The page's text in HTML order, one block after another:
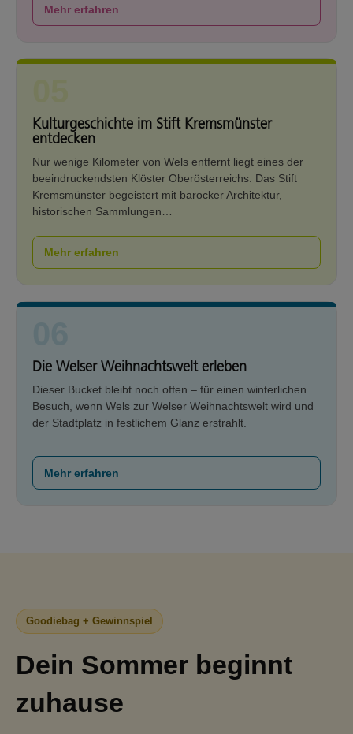
Mehr erfahren
Kulturgeschichte im Stift Kremsmünster
entdecken
Nur wenige Kilometer von Wels entfernt liegt eines der
beeindruckendsten Klöster Oberösterreichs. Das Stift
Kremsmünster begeistert mit barocker Architektur,
historischen Sammlungen…
Mehr erfahren
Die Welser Weihnachtswelt erleben
Dieser Bucket bleibt noch offen – für einen winterlichen
Besuch, wenn Wels zur Welser Weihnachtswelt wird und
der Stadtplatz in festlichem Glanz erstrahlt.
Mehr erfahren
Goodiebag + Gewinnspiel
Dein Sommer beginnt
zuhause